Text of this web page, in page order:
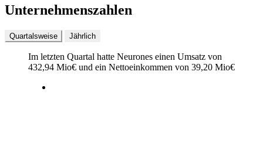
Unternehmenszahlen
Quartalsweise Jährlich
Im letzten Quartal hatte Neurones einen Umsatz von
432,94 Mio€ und ein Nettoeinkommen von 39,20 Mio€